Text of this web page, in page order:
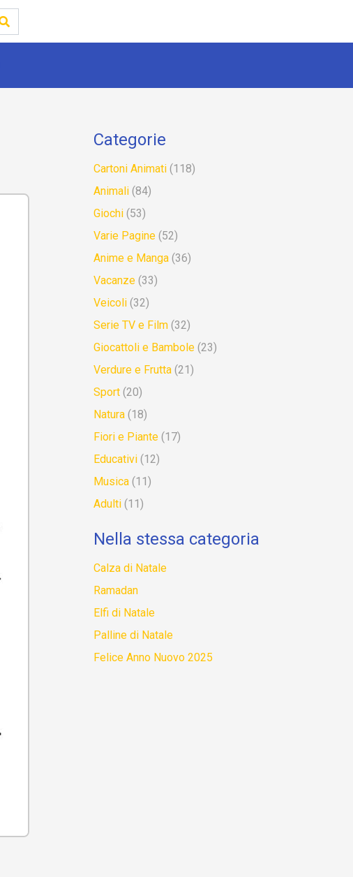
Categorie
Cartoni Animati (118)
Animali (84)
Giochi (53)
Varie Pagine (52)
Anime e Manga (36)
Vacanze (33)
Veicoli (32)
Serie TV e Film (32)
Giocattoli e Bambole (23)
Verdure e Frutta (21)
Sport (20)
Natura (18)
Fiori e Piante (17)
Educativi (12)
Musica (11)
Adulti (11)
Nella stessa categoria
Calza di Natale
Ramadan
Elfi di Natale
Palline di Natale
Felice Anno Nuovo 2025